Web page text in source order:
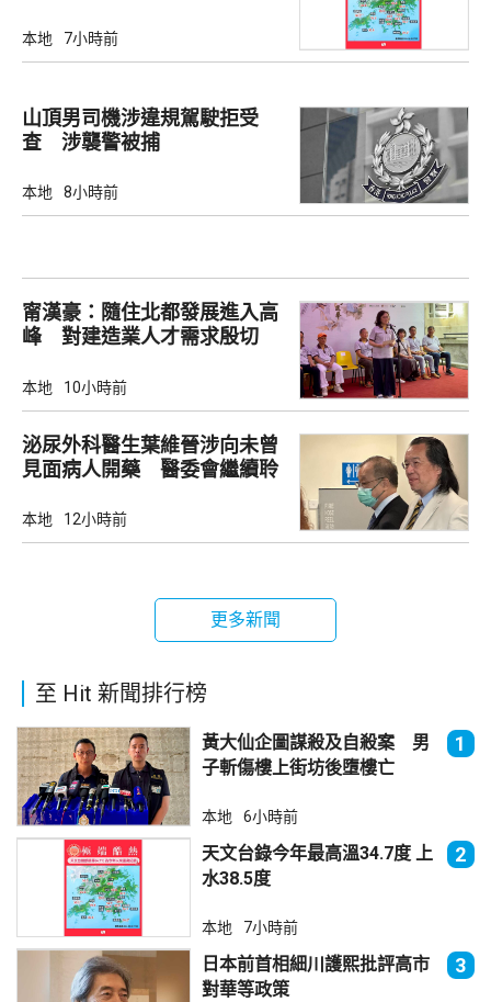
本地 7小時前
山頂男司機涉違規駕駛拒受
查 涉襲警被捕
本地 8小時前
甯漢豪：隨住北都發展進入高
峰 對建造業人才需求殷切
本地 10小時前
泌尿外科醫生葉維晉涉向未曾
見面病人開藥 醫委會繼續聆
本地 12小時前
更多新聞
至 Hit 新聞排行榜
黃大仙企圖謀殺及自殺案 男
子斬傷樓上街坊後墮樓亡
1
本地 6小時前
天文台錄今年最高溫34.7度 上
水38.5度
2
本地 7小時前
日本前首相細川護熙批評高市
對華等政策
3